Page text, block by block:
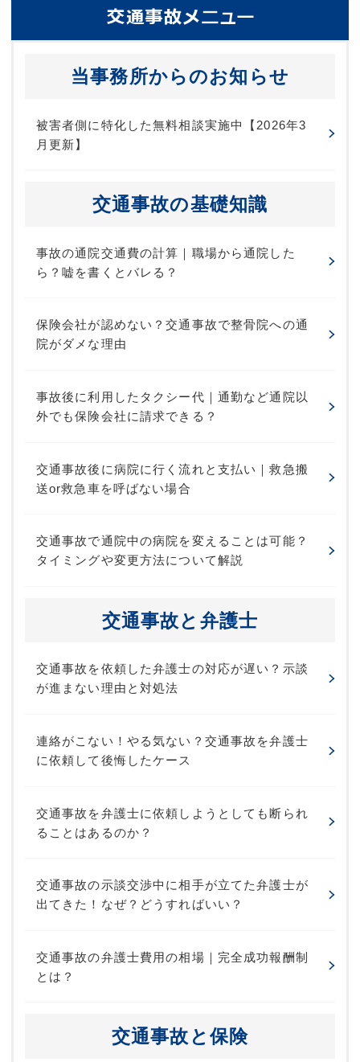
当事務所からのお知らせ
被害者側に特化した無料相談実施中【2026年3
月更新】
交通事故の基礎知識
事故の通院交通費の計算｜職場から通院した
ら？嘘を書くとバレる？
保険会社が認めない？交通事故で整骨院への通
院がダメな理由
事故後に利用したタクシー代｜通勤など通院以
外でも保険会社に請求できる？
交通事故後に病院に行く流れと支払い｜救急搬
送or救急車を呼ばない場合
交通事故で通院中の病院を変えることは可能？
タイミングや変更方法について解説
交通事故と弁護士
交通事故を依頼した弁護士の対応が遅い？示談
が進まない理由と対処法
連絡がこない！やる気ない？交通事故を弁護士
に依頼して後悔したケース
交通事故を弁護士に依頼しようとしても断られ
ることはあるのか？
交通事故の示談交渉中に相手が立てた弁護士が
出てきた！なぜ？どうすればいい？
交通事故の弁護士費用の相場｜完全成功報酬制
とは？
交通事故と保険